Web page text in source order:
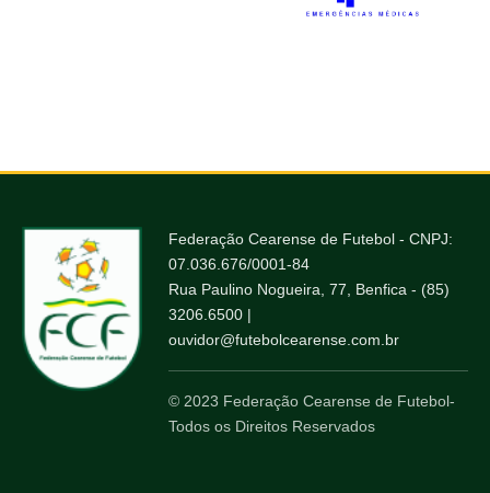
Federação Cearense de Futebol - CNPJ:
07.036.676/0001-84
Rua Paulino Nogueira, 77, Benfica - (85)
3206.6500 |
ouvidor@futebolcearense.com.br
© 2023 Federação Cearense de Futebol-
Todos os Direitos Reservados